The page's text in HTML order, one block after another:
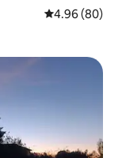
レビュー80件
4.96 (80)